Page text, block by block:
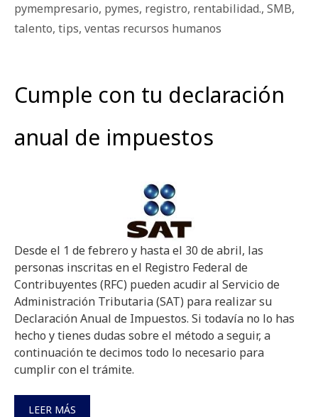
pymempresario, pymes, registro, rentabilidad., SMB,
talento, tips, ventas recursos humanos
Cumple con tu declaración
anual de impuestos
Desde el 1 de febrero y hasta el 30 de abril, las
personas inscritas en el Registro Federal de
Contribuyentes (RFC) pueden acudir al Servicio de
Administración Tributaria (SAT) para realizar su
Declaración Anual de Impuestos. Si todavía no lo has
hecho y tienes dudas sobre el método a seguir, a
continuación te decimos todo lo necesario para
cumplir con el trámite.
LEER MÁS